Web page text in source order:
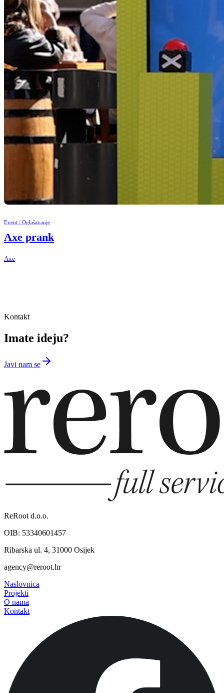
Event / Oglašavanje
Axe prank
Axe
Kontakt
Imate ideju?
Javi nam se
ReRoot d.o.o.
OIB: 53340601457
Ribarska ul. 4, 31000 Osijek
agency@reroot.hr
Naslovnica
Projekti
O nama
Kontakt